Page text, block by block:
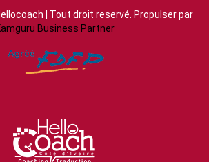
| Tout droit reservé. Propulser par
Business Partner